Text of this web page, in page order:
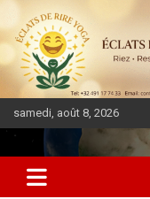
samedi, août 8, 2026
DIASPORA